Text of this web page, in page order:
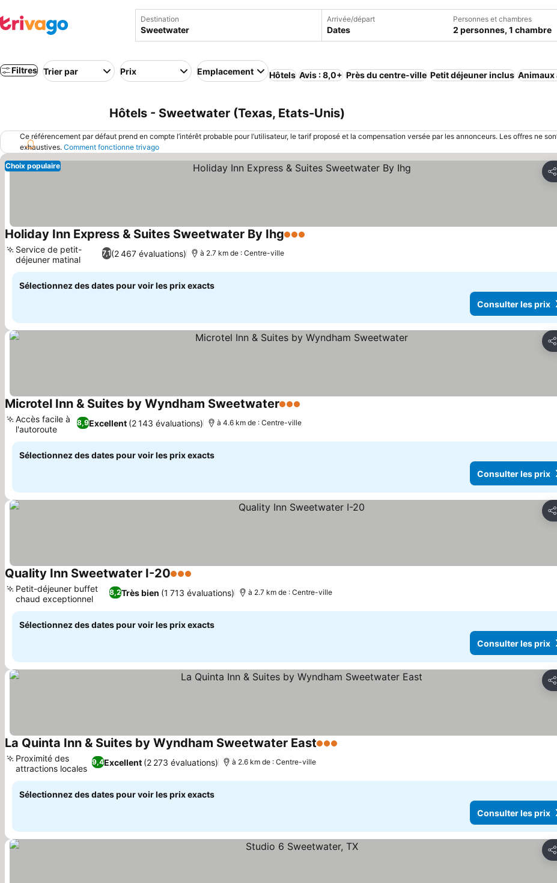
Destination Arrivée/départ
Dates
Personnes et chambres
2 personnes, 1 chambre
Filtres Trier par Prix Emplacement Hôtels Avis : 8,0+ Près du centre-ville Petit déjeuner inclus Animaux
Hôtels - Sweetwater (Texas, Etats-Unis)
Ce référencement par défaut prend en compte l’intérêt probable pour l’utilisateur, le tarif proposé et la compensation versée par les annonceurs. Les offres ne
exhaustives. Comment fonctionne trivago
Choix populaire
Holiday Inn Express & Suites Sweetwater By Ihg3 Étoiles
7,1(2 467 évaluations)
Service de petit-
déjeuner matinal
à 2.7 km de : Centre-ville
Sélectionnez des dates pour voir les prix exacts
Consulter les prix
Microtel Inn & Suites by Wyndham Sweetwater3 Étoiles
8,9Excellent (2 143 évaluations)
Accès facile à
l'autoroute
à 4.6 km de : Centre-ville
Sélectionnez des dates pour voir les prix exacts
Consulter les prix
Quality Inn Sweetwater I-203 Étoiles
8,2Très bien (1 713 évaluations)
Petit-déjeuner buffet
chaud exceptionnel
à 2.7 km de : Centre-ville
Sélectionnez des dates pour voir les prix exacts
Consulter les prix
La Quinta Inn & Suites by Wyndham Sweetwater East3 Étoiles
9,4Excellent (2 273 évaluations)
Proximité des
attractions locales
à 2.6 km de : Centre-ville
Sélectionnez des dates pour voir les prix exacts
Consulter les prix